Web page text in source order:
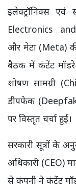
इलेक्ट्रॉनिक्स एवं
Electronics
और मेटा (Meta)
बैठक में कंटेंट
शोषण सामग्री
डीपफेक
पर विस्तृत चर्चा हुई।
सरकारी सूत्रों के
अधिकारी (CEO)
से कंपनी ने कंटेंट